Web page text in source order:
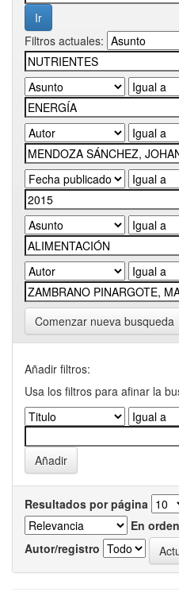
Filtros actuales:
Comenzar nueva busqueda
Añadir filtros:
Usa los filtros para afinar la
Resultados por página
En orden
Autor/registro